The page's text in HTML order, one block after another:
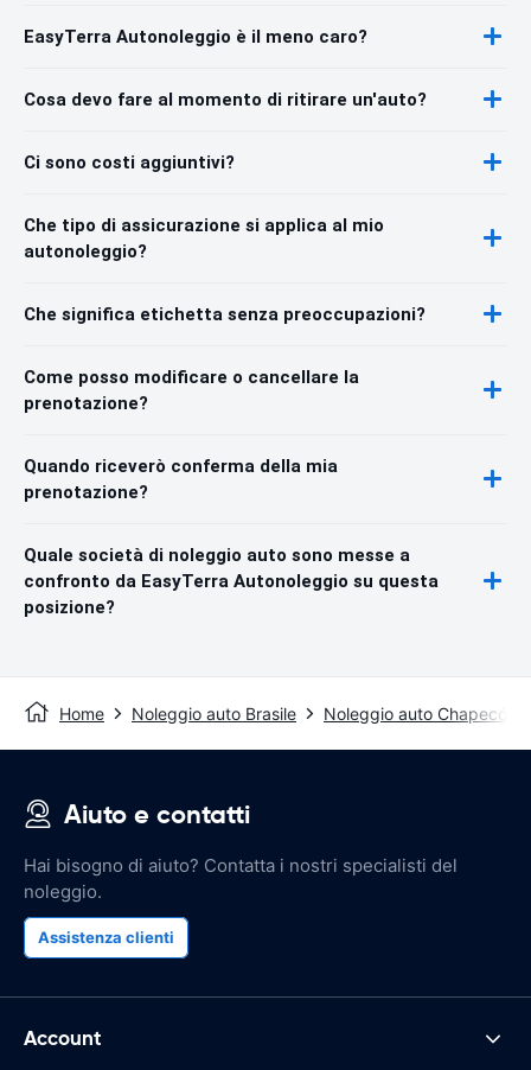
EasyTerra Autonoleggio è il meno caro?
Cosa devo fare al momento di ritirare un'auto?
Ci sono costi aggiuntivi?
Che tipo di assicurazione si applica al mio
autonoleggio?
Che significa etichetta senza preoccupazioni?
Come posso modificare o cancellare la
prenotazione?
Quando riceverò conferma della mia
prenotazione?
Quale società di noleggio auto sono messe a
confronto da EasyTerra Autonoleggio su questa
posizione?
Home Noleggio auto Brasile Noleggio auto Chapecó
Aiuto e contatti
Hai bisogno di aiuto? Contatta i nostri specialisti del
noleggio.
Assistenza clienti
Account